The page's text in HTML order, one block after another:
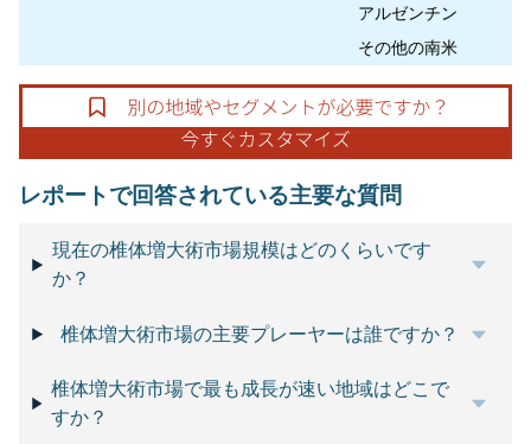
アルゼンチン
その他の南米
レポートで回答されている主要な質問
現在の椎体増大術市場規模はどのくらいです
か？
椎体増大術市場の主要プレーヤーは誰ですか？
椎体増大術市場で最も成長が速い地域はどこで
すか？